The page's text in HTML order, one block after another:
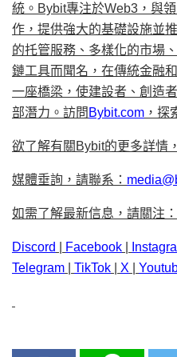
統。Bybit專注於Web3，與
作，提供強大的基礎設施並
的托管服務、多樣化的市場
鏈工具而聞名，在傳統金融
一座橋梁，使建設者、創造
部潛力。訪問 Bybit.com ，探
欲了解有關Bybit的更多詳情
媒體垂詢，請聯系：
如需了解最新信息，請關注：
Discord Facebook
Telegram
TikTok X